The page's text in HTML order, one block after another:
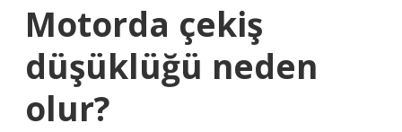
Motorda çekiş
düşüklüğü neden
olur?